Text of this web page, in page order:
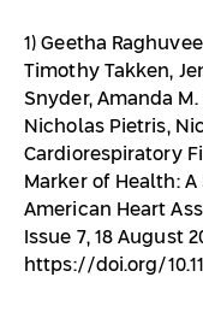
1) Geetha
Timothy
Snyder,
Nicholas
Marker of
American
Issue 7, 18
https://